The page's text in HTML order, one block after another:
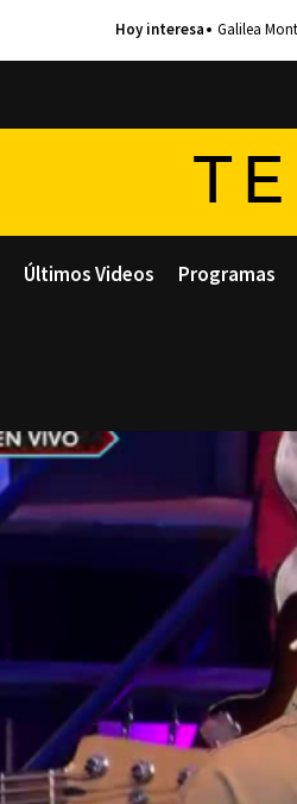
Galilea
Últimos Videos Programas